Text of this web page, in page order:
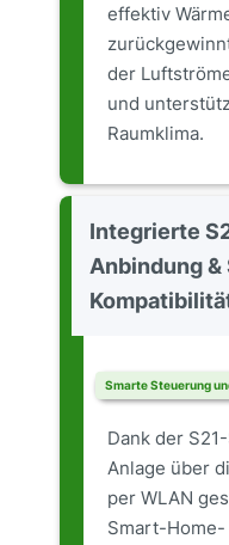
effektiv
der
und
Raumklima.
Integrierte
Anbindung &
Smarte Steuerung
Dank der
Anlage über
per WLAN
Smart-